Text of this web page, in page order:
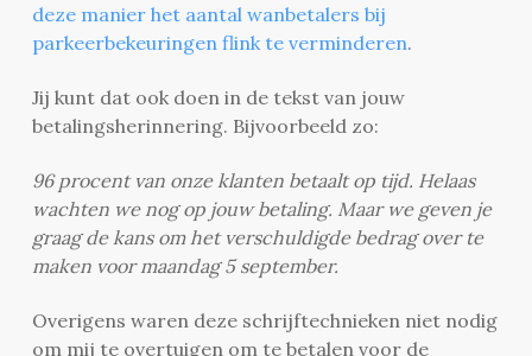
deze manier het aantal wanbetalers bij
parkeerbekeuringen flink te verminderen.
Jij kunt dat ook doen in de tekst van jouw
betalingsherinnering. Bijvoorbeeld zo:
96 procent van onze klanten betaalt op tijd. Helaas
wachten we nog op jouw betaling. Maar we geven je
graag de kans om het verschuldigde bedrag over te
maken voor maandag 5 september.
Overigens waren deze schrijftechnieken niet nodig
om mij te overtuigen om te betalen voor de